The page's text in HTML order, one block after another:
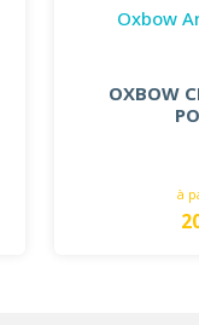
Oxbow
OXBOW
à